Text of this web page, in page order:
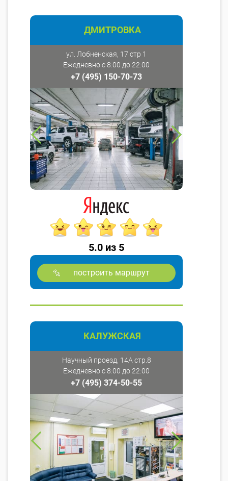
ДМИТРОВКА
ул. Лобненская, 17 стр 1
Ежедневно с 8:00 до 22:00
+7 (495) 150-70-73
5.0 из 5
построить маршрут
КАЛУЖСКАЯ
Научный проезд, 14А стр.8
Ежедневно с 8:00 до 22:00
+7 (495) 374-50-55